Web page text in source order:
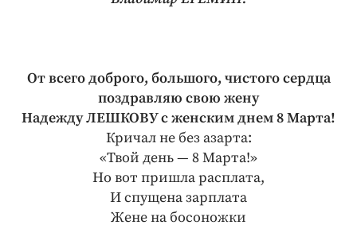
От всего доброго, большого, чистого сердца
поздравляю свою жену
Надежду ЛЕШКОВУ с женским днем 8 Марта!
Кричал не без азарта:
«Твой день — 8 Марта!»
Но вот пришла расплата,
И спущена зарплата
Жене на босоножки